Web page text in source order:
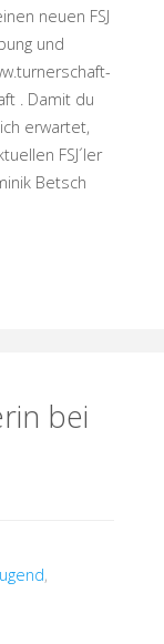
neuen FSJ
und
. Damit du
erwartet,
FSJ´ler
Betsch
bei
,